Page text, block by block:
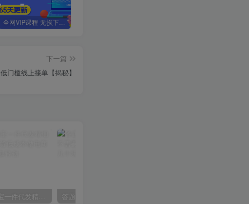
全网VIP课程 无损下载~
下一篇
门槛线上接单【揭秘】
淘差价课程，淘宝一件代发精细化运营模式，不囤货低成本做电商(更新26年6月)